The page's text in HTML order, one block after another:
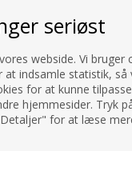
seriøst
webside. Vi bruger
indsamle statistik, så
for at kunne
hjemmesider. Tryk
for at læse